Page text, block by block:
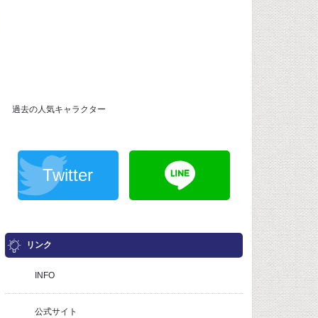
過去の人気キャラクター
Twitter
リンク
INFO
公式サイト